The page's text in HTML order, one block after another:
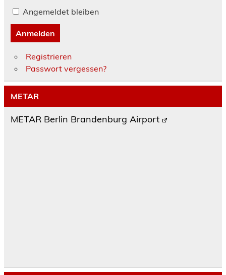
Angemeldet bleiben
Anmelden
Registrieren
Passwort vergessen?
METAR
METAR Berlin Brandenburg Airport